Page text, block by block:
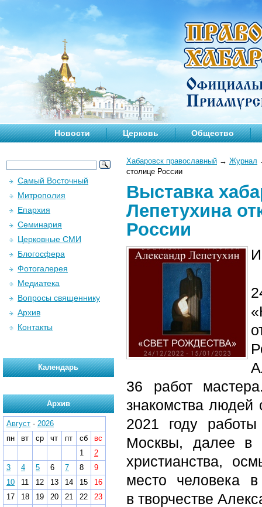
Новости Церковь Общество
Хабаровск православный → Журнал
столице России
Выставка
Лепетухина
России
36 работ
знакомства людей
2021 году
Москвы, далее в
христианства,
место человека
в творчестве
Самый Восточный
Митрополия
Епархия
Семинария
Церковные СМИ
Блогосфера
Фотогалерея
Медиатека
Вопросы священнику
Архив
Контакты
Календарь
Архив
Август - 2026
пн
вт ср чт пт сб
вс
1
2
3
4 5 6 7 8
9
10
11 12 13 14 15
16
17
18 19 20 21 22
23